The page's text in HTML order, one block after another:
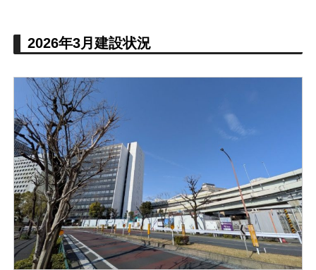
2026年3月建設状況